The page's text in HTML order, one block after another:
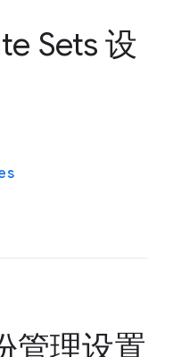
Sets 设
管理设置